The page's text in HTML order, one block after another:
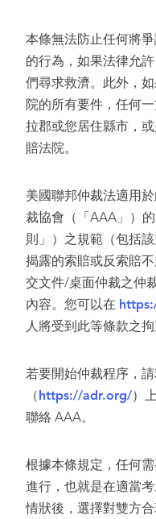
本條無法防止任何將
的行為，如果法律允
們尋求救濟。此外，
院的所有要件，任何
拉郡或您居住縣市，
賠法院。
美國聯邦仲裁法適用
裁協會（「AAA」）
則」）之規範（包括
揭露的索賠或反索賠
交文件/桌面仲裁之仲
內容。您可以在
人將受到此等條款之拘
若要開始仲裁程序，
（ https://adr.org/）
聯絡 AAA。
根據本條規定，任何
進行，也就是在適當
情狀後，選擇對雙方